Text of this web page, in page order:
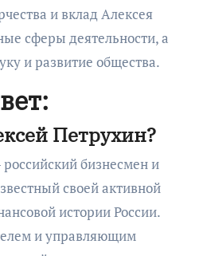
и вклад Алексея
сферы деятельности, а
и развитие общества.
Петрухин?
бизнесмен и
своей активной
истории России.
и управляющим